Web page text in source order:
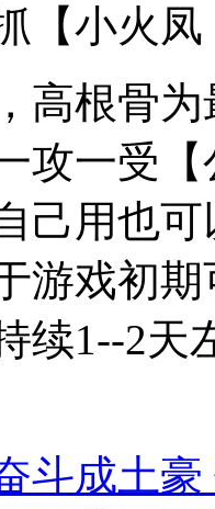
【小火
根骨为
攻一受
己用也
游戏初
续1--2天
斗成土